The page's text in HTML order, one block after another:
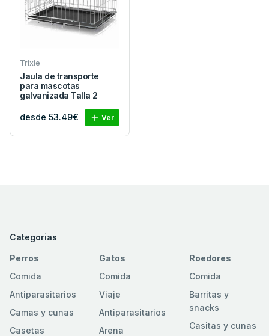
Trixie
Jaula de transporte
para mascotas
galvanizada Talla 2
desde 53.49€ Ver
Categorias
Perros
Comida
Antiparasitarios
Camas y cunas
Casetas
Gatos
Comida
Viaje
Antiparasitarios
Arena
Roedores
Comida
Barritas y
snacks
Casitas y cunas